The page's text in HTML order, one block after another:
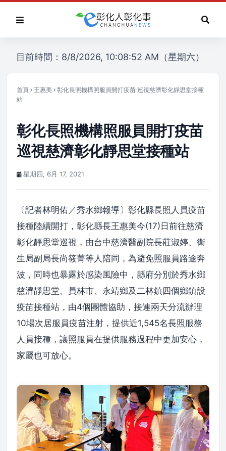
目前時間：8/8/2026, 10:08:52 AM（星期六）
首頁 王惠美
彰化長照機構照服員開打疫苗 巡視慈濟彰化靜思堂接種
站
彰化長照機構照服員開打疫苗
巡視慈濟彰化靜思堂接種站
星期四, 6月 17, 2021
〔記者林明佑／秀水鄉報導〕彰化縣長照人員疫苗
接種陸續開打，彰化縣長王惠美今(17)日前往慈濟
彰化靜思堂巡視，由台中慈濟醫副院長莊淑婷、衛
生局副局長尚筱菁等人陪同，為避免照服員路途奔
波，同時也暴露於感染風險中，縣府分別於秀水鄉
慈濟靜思堂、員林市、永靖鄉及二林鎮四個鄉鎮設
疫苗接種站，由4個團體協助，接連兩天分流辦理
10場次居服員疫苗注射，提供近1,545名長照服務
人員接種，讓照服員在提供服務過程中更加安心，
家屬也可放心。